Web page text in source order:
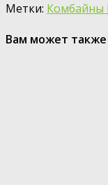
Метки: Комбайны
Вам может также